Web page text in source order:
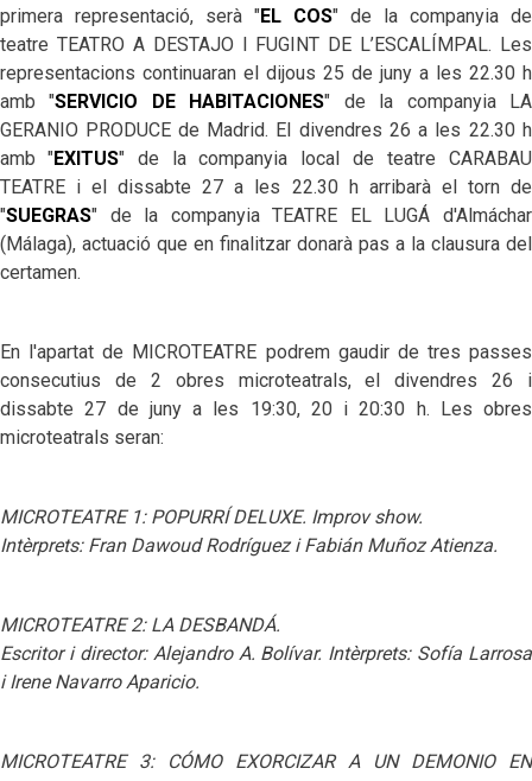
primera representació, serà "EL COS" de la companyia de
teatre TEATRO A DESTAJO I FUGINT DE L’ESCALÍMPAL. Les
representacions continuaran el dijous 25 de juny a les 22.30 h
amb "SERVICIO DE HABITACIONES" de la companyia LA
GERANIO PRODUCE de Madrid. El divendres 26 a les 22.30 h
amb "EXITUS" de la companyia local de teatre CARABAU
TEATRE i el dissabte 27 a les 22.30 h arribarà el torn de
"SUEGRAS" de la companyia TEATRE EL LUGÁ d'Almáchar
(Málaga), actuació que en finalitzar donarà pas a la clausura del
certamen.
En l'apartat de MICROTEATRE podrem gaudir de tres passes
consecutius de 2 obres microteatrals, el divendres 26 i
dissabte 27 de juny a les 19:30, 20 i 20:30 h. Les obres
microteatrals seran:
MICROTEATRE 1: POPURRÍ DELUXE. Improv show.
Intèrprets: Fran Dawoud Rodríguez iFabián Muñoz Atienza.
MICROTEATRE 2: LA DESBANDÁ.
Escritor i director: Alejandro A. Bolívar. Intèrprets: Sofía Larrosa
i Irene Navarro Aparicio.
MICROTEATRE 3: CÓMO EXORCIZAR A UN DEMONIO EN